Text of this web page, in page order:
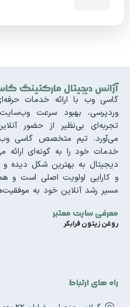
آژانس دیجیتال مارکتینگ
گاسی وب با ارائه خدمات
وردپرسی، بهبود سرعت
تجربه‌ای بی‌نظیر از حضور
می‌آورد. تیم متخصص گاسی وب
خدمات خود را به گونه‌ای
دیجیتال به بهترین شکل دیده
و کارایی اولویت اصلی است و
مسیر رشد آنلاین خود به
معرفی سایت معتبر
روغن زیتون فرابکر
راه های ارتباط